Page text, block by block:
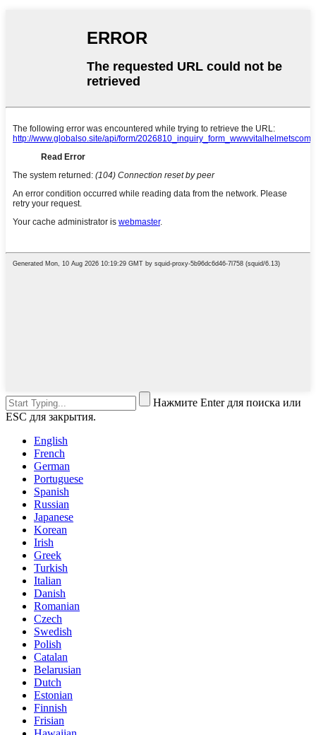
Нажмите Enter для поиска или
ESC для закрытия.
English
French
German
Portuguese
Spanish
Russian
Japanese
Korean
Irish
Greek
Turkish
Italian
Danish
Romanian
Czech
Swedish
Polish
Catalan
Belarusian
Dutch
Estonian
Finnish
Frisian